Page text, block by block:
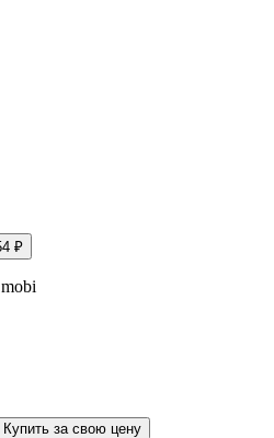
₽
Купить за свою цену